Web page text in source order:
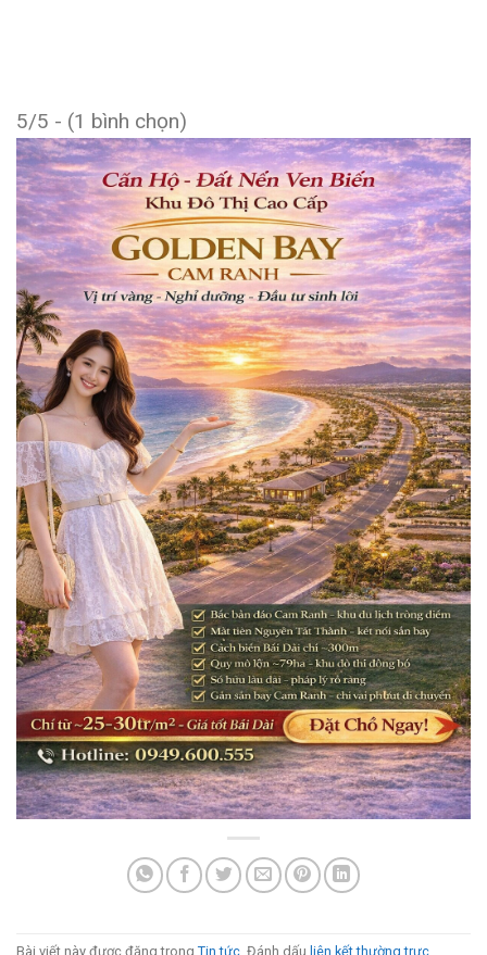
5/5 - (1 bình chọn)
Bài viết này được đăng trong Tin tức . Đánh dấu liên kết thường trực